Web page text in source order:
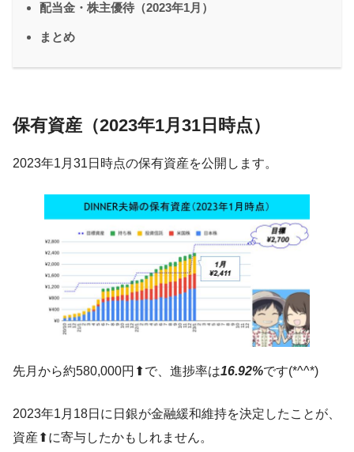
配当金・株主優待（2023年1月）
まとめ
保有資産（2023年1月31日時点）
2023年1月31日時点の保有資産を公開します。
先月から約580,000円⬆で、進捗率は16.92%です(*^^*)
2023年1月18日に日銀が金融緩和維持を決定したことが、
資産⬆に寄与したかもしれません。